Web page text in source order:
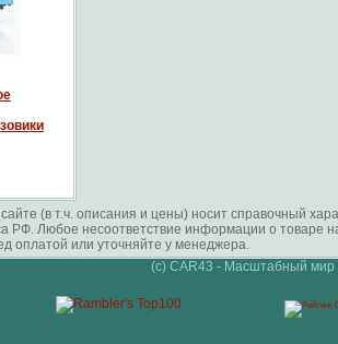
(в т.ч. описания и цены) носит справочный
РФ. Любое несоответствие информации о
оплатой или уточняйте у менеджера.
(c) CAR43 - Масштабный мир